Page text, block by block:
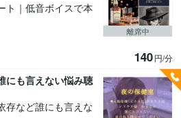
ト｜低音ボイスで本
140円/分
離席中
にも言えない悩み聴
存など誰にも言えな